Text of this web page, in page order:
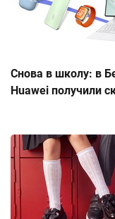
Снова в школу: в
Huawei получили